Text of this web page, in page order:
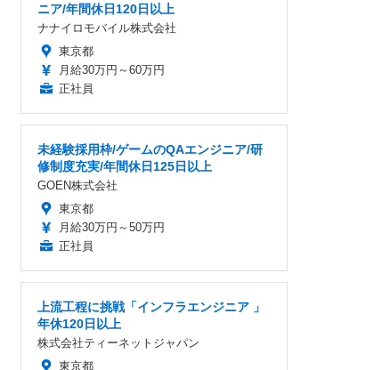
ニア/年間休日120日以上
ナナイロモバイル株式会社
東京都
月給30万円～60万円
正社員
未経験採用枠/ゲームのQAエンジニア/研
修制度充実/年間休日125日以上
GOEN株式会社
東京都
月給30万円～50万円
正社員
上流工程に挑戦「インフラエンジニア 」
年休120日以上
株式会社ティーネットジャパン
東京都